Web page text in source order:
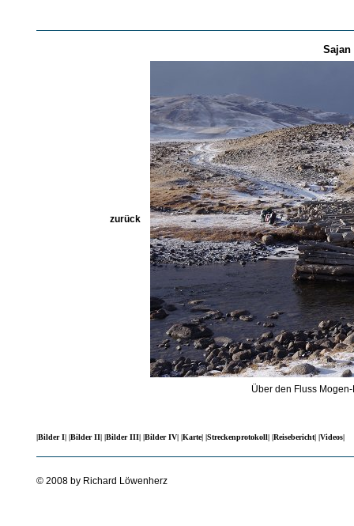
Sajan
zurück
Über den Fluss
|Bilder I| |Bilder II| |Bilder III| |Bilder IV| |Karte| |Streckenprotokoll| |Reisebericht| |Videos|
© 2008 by Richard Löwenherz